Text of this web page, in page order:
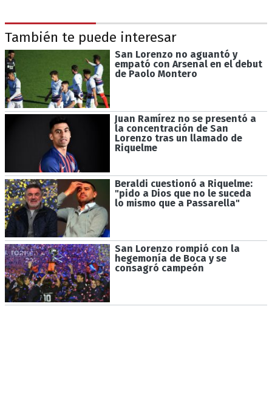
También te puede interesar
San Lorenzo no aguantó y
empató con Arsenal en el debut
de Paolo Montero
Juan Ramírez no se presentó a
la concentración de San
Lorenzo tras un llamado de
Riquelme
Beraldi cuestionó a Riquelme:
"pido a Dios que no le suceda
lo mismo que a Passarella"
San Lorenzo rompió con la
hegemonía de Boca y se
consagró campeón